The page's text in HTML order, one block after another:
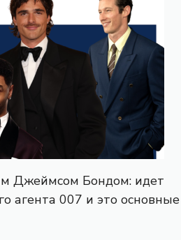
Джеймсом Бондом: идет
агента 007 и это основные